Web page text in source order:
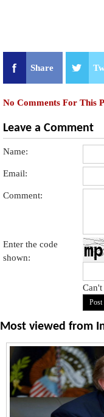
Share
No Comments For This
Leave a Comment
Name:
Email:
Comment:
Enter the code
shown:
Most viewed from